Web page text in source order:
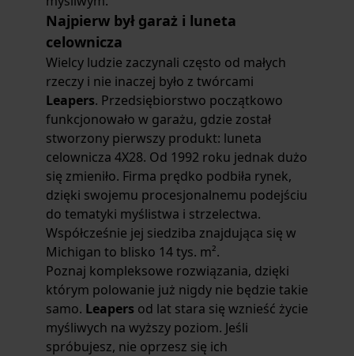
Najpierw był garaż i luneta
celownicza
Wielcy ludzie zaczynali często od małych
rzeczy i nie inaczej było z twórcami
Leapers. Przedsiębiorstwo początkowo
funkcjonowało w garażu, gdzie został
stworzony pierwszy produkt: luneta
celownicza 4X28. Od 1992 roku jednak dużo
się zmieniło. Firma prędko podbiła rynek,
dzięki swojemu procesjonalnemu podejściu
do tematyki myślistwa i strzelectwa.
Współcześnie jej siedziba znajdująca się w
Michigan to blisko 14 tys. m².
Poznaj kompleksowe rozwiązania, dzięki
którym polowanie już nigdy nie będzie takie
samo. Leapers od lat stara się wznieść życie
myśliwych na wyższy poziom. Jeśli
spróbujesz, nie oprzesz się ich